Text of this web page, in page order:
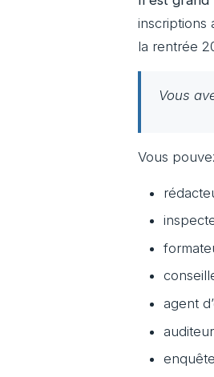
inscriptions
la rentrée
Vous
Vous
agent
auditeur